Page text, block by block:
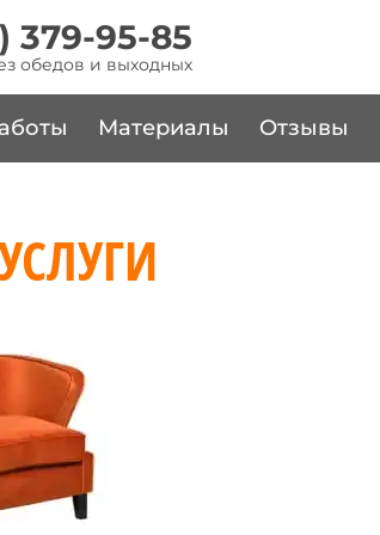
379-95-85
обедов и выходных
Материалы Отзывы